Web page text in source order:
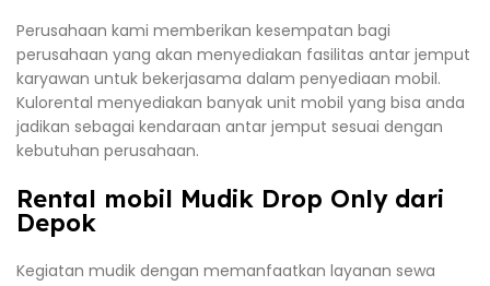
Perusahaan kami memberikan kesempatan bagi
perusahaan yang akan menyediakan fasilitas antar jemput
karyawan untuk bekerjasama dalam penyediaan mobil.
Kulorental menyediakan banyak unit mobil yang bisa anda
jadikan sebagai kendaraan antar jemput sesuai dengan
kebutuhan perusahaan.
Rental mobil Mudik Drop Only dari
Depok
Kegiatan mudik dengan memanfaatkan layanan sewa